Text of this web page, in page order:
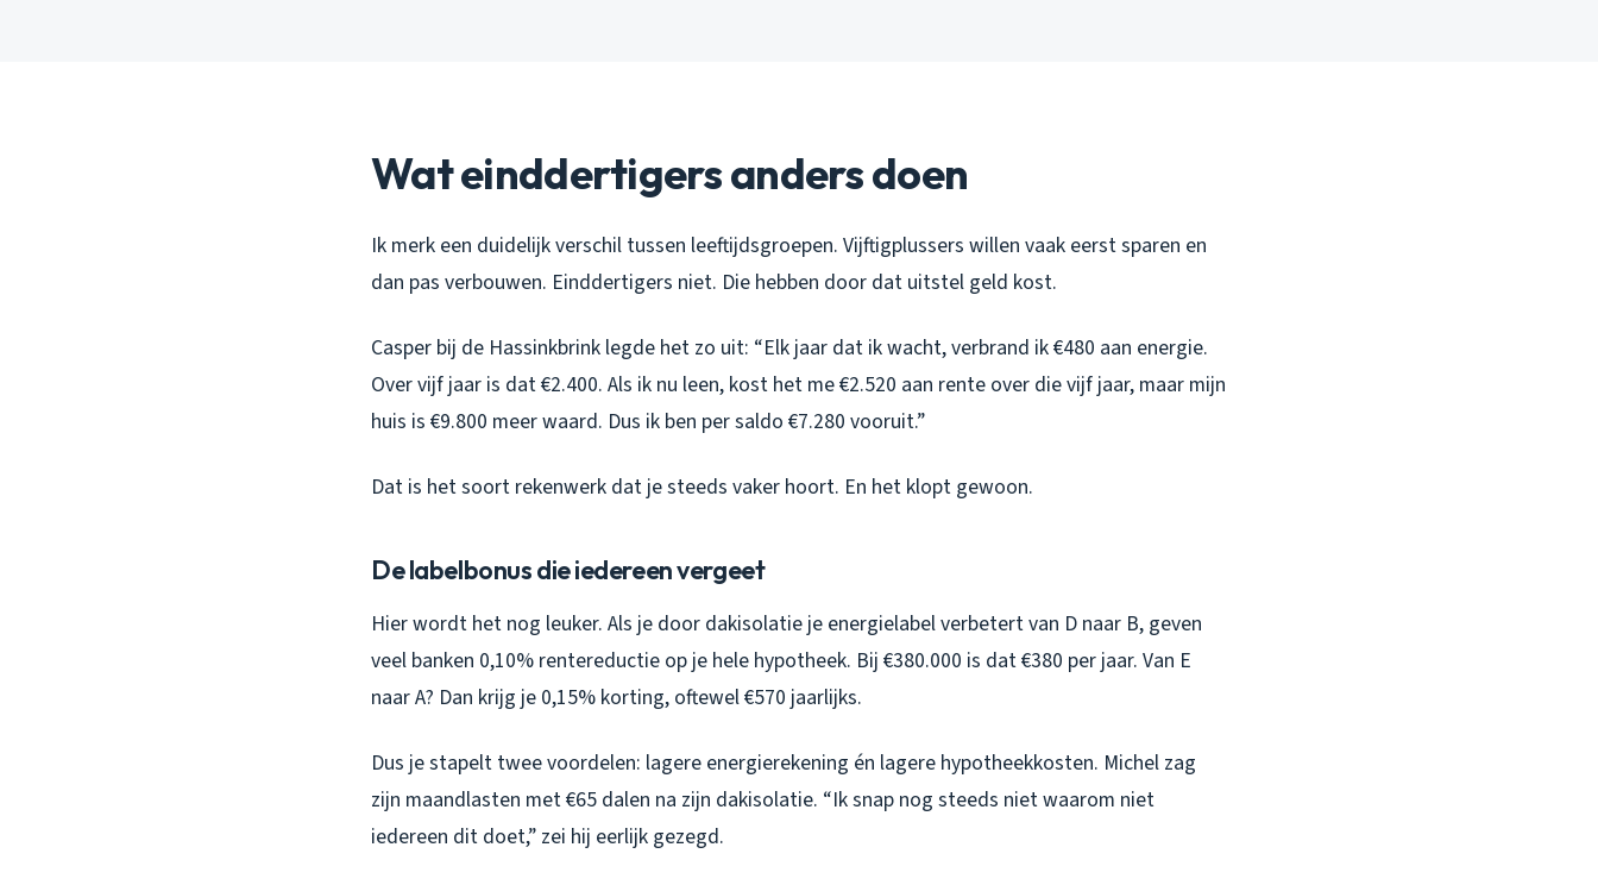
Wat einddertigers anders doen
Ik merk een duidelijk verschil tussen leeftijdsgroepen. Vijftigplussers willen vaak eerst sparen en
dan pas verbouwen. Einddertigers niet. Die hebben door dat uitstel geld kost.
Casper bij de Hassinkbrink legde het zo uit: “Elk jaar dat ik wacht, verbrand ik €480 aan energie.
Over vijf jaar is dat €2.400. Als ik nu leen, kost het me €2.520 aan rente over die vijf jaar, maar mijn
huis is €9.800 meer waard. Dus ik ben per saldo €7.280 vooruit.”
Dat is het soort rekenwerk dat je steeds vaker hoort. En het klopt gewoon.
De labelbonus die iedereen vergeet
Hier wordt het nog leuker. Als je door dakisolatie je energielabel verbetert van D naar B, geven
veel banken 0,10% rentereductie op je hele hypotheek. Bij €380.000 is dat €380 per jaar. Van E
naar A? Dan krijg je 0,15% korting, oftewel €570 jaarlijks.
Dus je stapelt twee voordelen: lagere energierekening én lagere hypotheekkosten. Michel zag
zijn maandlasten met €65 dalen na zijn dakisolatie. “Ik snap nog steeds niet waarom niet
iedereen dit doet,” zei hij eerlijk gezegd.